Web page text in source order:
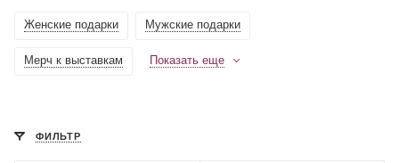
Женские подарки Мужские подарки
Мерч к выставкам Показать еще
ФИЛЬТР